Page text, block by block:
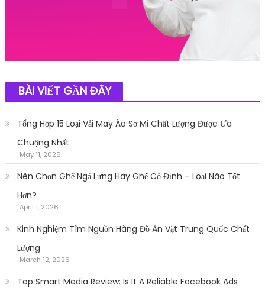
BÀI VIẾT GẦN ĐÂY
Tổng Hợp 15 Loại Vải May Áo Sơ Mi Chất Lượng Được Ưa
Chuộng Nhất
May 11, 2026
Nên Chọn Ghế Ngả Lưng Hay Ghế Cố Định – Loại Nào Tốt
Hơn?
April 1, 2026
Kinh Nghiệm Tìm Nguồn Hàng Đồ Ăn Vặt Trung Quốc Chất
Lượng
March 12, 2026
Top Smart Media Review: Is It A Reliable Facebook Ads